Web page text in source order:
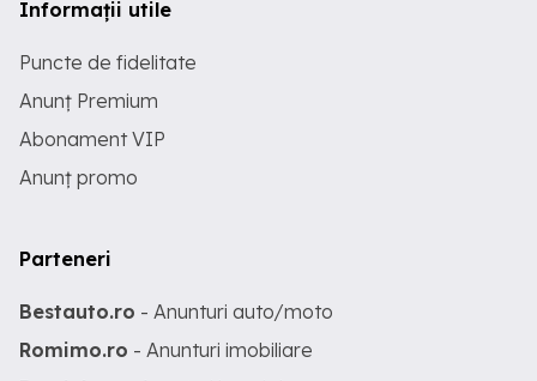
Informații utile
Puncte de fidelitate
Anunț Premium
Abonament VIP
Anunț promo
Parteneri
Bestauto.ro - Anunturi auto/moto
Romimo.ro - Anunturi imobiliare